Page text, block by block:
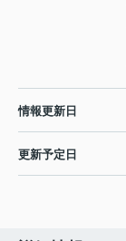
情報更新日
更新予定日